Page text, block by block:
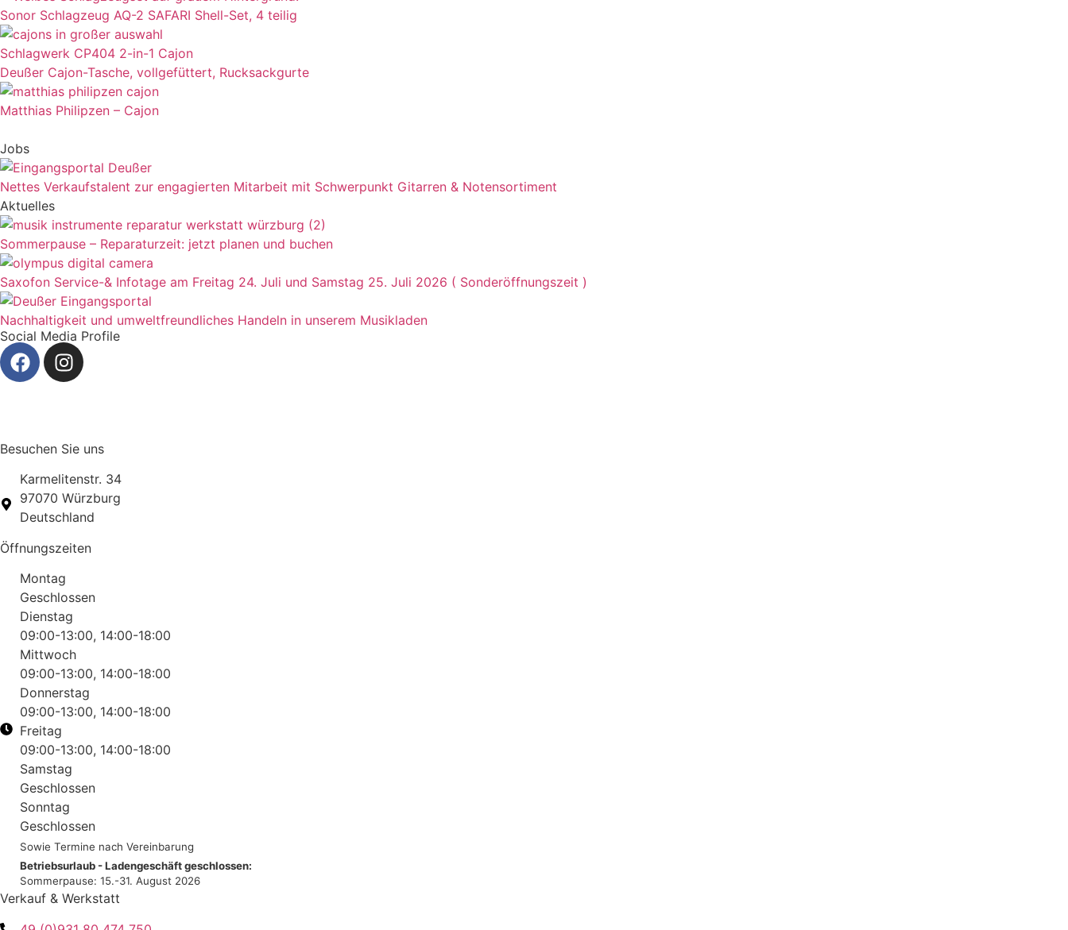
Sonor Schlagzeug AQ-2 SAFARI Shell-Set, 4 teilig
Schlagwerk CP404 2-in-1 Cajon
Deußer Cajon-Tasche, vollgefüttert, Rucksackgurte
Matthias Philipzen – Cajon
Jobs
Nettes Verkaufstalent zur engagierten Mitarbeit mit Schwerpunkt Gitarren & Notensortiment
Aktuelles
Sommerpause – Reparaturzeit: jetzt planen und buchen
Saxofon Service-& Infotage am Freitag 24. Juli und Samstag 25. Juli 2026 ( Sonderöffnungszeit )
Nachhaltigkeit und umweltfreundliches Handeln in unserem Musikladen
Social Media Profile
Besuchen Sie uns
Karmelitenstr. 34
97070 Würzburg
Deutschland
Öffnungszeiten
Montag
Geschlossen
Dienstag
09:00-13:00, 14:00-18:00
Mittwoch
09:00-13:00, 14:00-18:00
Donnerstag
09:00-13:00, 14:00-18:00
Freitag
09:00-13:00, 14:00-18:00
Samstag
Geschlossen
Sonntag
Geschlossen
Sowie Termine nach Vereinbarung
Betriebsurlaub - Ladengeschäft geschlossen:
Sommerpause: 15.-31. August 2026
Verkauf & Werkstatt